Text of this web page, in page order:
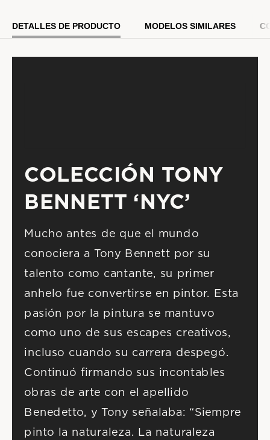
DETALLES DE PRODUCTO MODELOS SIMILARES
Mucho antes de que el mundo
conociera a Tony Bennett por su
talento como cantante, su primer
anhelo fue convertirse en pintor. Esta
pasión por la pintura se mantuvo
como uno de sus escapes creativos,
incluso cuando su carrera despegó.
Continuó firmando sus incontables
obras de arte con el apellido
Benedetto, y Tony señalaba: “Siempre
pinto la naturaleza. La naturaleza
COLECCIÓN TONY